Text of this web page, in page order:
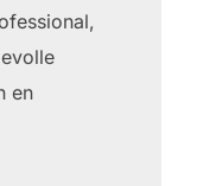
en